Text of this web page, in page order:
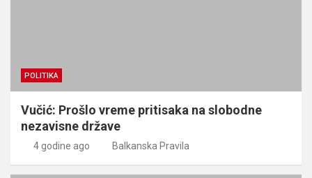
POLITIKA
Vučić: Prošlo vreme pritisaka na slobodne
nezavisne države
4 godine ago Balkanska Pravila